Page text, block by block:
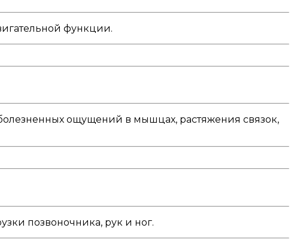
функции.
ощущений в мышцах, растяжения связок,
позвоночника, рук и ног.